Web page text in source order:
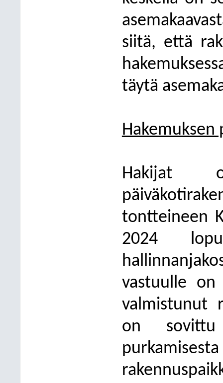
siitä, että
täytä
Hakijat
tontteineen
2024
vastuulle
valmistunut
on sovittu